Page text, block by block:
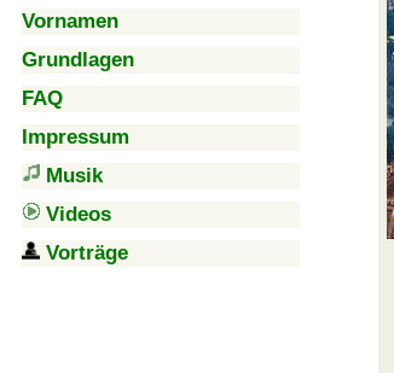
Vornamen
Grundlagen
FAQ
Impressum
Musik
Videos
Vorträge